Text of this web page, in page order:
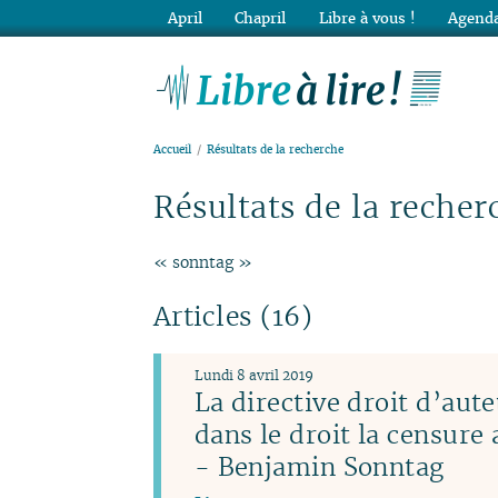
Accueil Résultats de la recherche
Résultats de la
« sonntag »
Articles (16)
La directive droit
dans le droit la censure
- Benjamin Sonntag
Lundi 8 avril 2019
April Chapril Libre à vous !